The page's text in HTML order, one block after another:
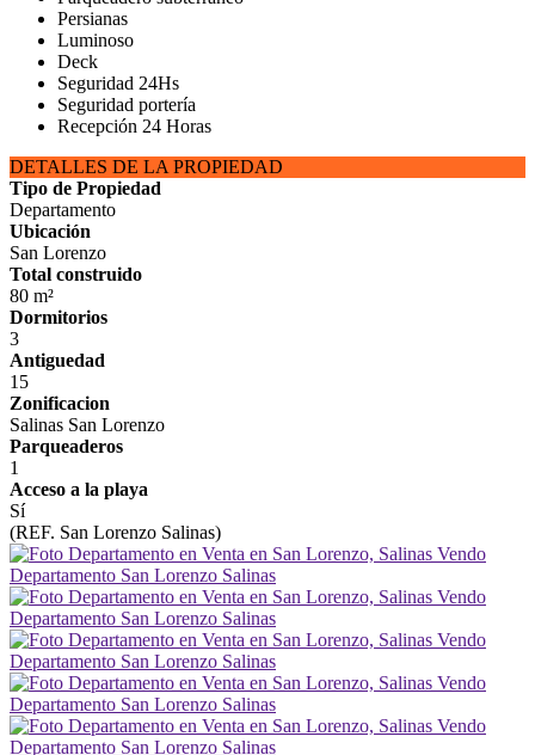
Persianas
Luminoso
Deck
Seguridad 24Hs
Seguridad portería
Recepción 24 Horas
DETALLES DE LA PROPIEDAD
Tipo de Propiedad
Departamento
Ubicación
San Lorenzo
Total construido
80 m²
Dormitorios
3
Antiguedad
15
Zonificacion
Salinas San Lorenzo
Parqueaderos
1
Acceso a la playa
Sí
(REF. San Lorenzo Salinas)